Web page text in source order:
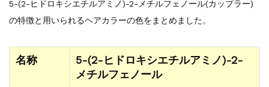
5-(2-ヒドロキシエチルアミノ)-2-メチルフェノール(カップラー)
の特徴と用いられるヘアカラーの色をまとめました。
名称
5-(2-ヒドロキシエチルアミノ)-2-
メチルフェノール